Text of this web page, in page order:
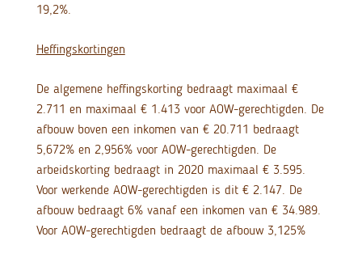
19,2%.
Heffingskortingen
De algemene heffingskorting bedraagt maximaal €
2.711 en maximaal € 1.413 voor AOW-gerechtigden. De
afbouw boven een inkomen van € 20.711 bedraagt
5,672% en 2,956% voor AOW-gerechtigden. De
arbeidskorting bedraagt in 2020 maximaal € 3.595.
Voor werkende AOW-gerechtigden is dit € 2.147. De
afbouw bedraagt 6% vanaf een inkomen van € 34.989.
Voor AOW-gerechtigden bedraagt de afbouw 3,125%